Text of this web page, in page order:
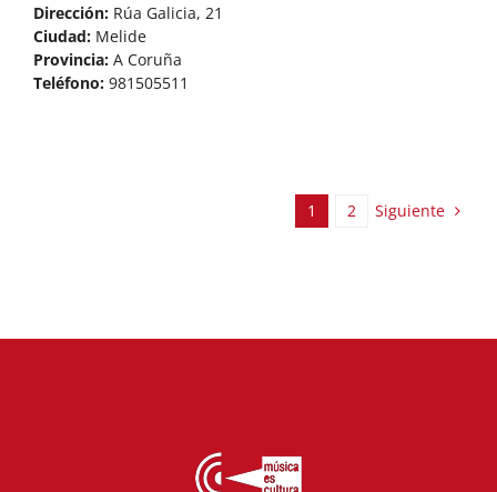
Dirección: Rúa Galicia, 21
Ciudad:Melide
Provincia:A Coruña
Teléfono:981505511
1 2 Siguiente